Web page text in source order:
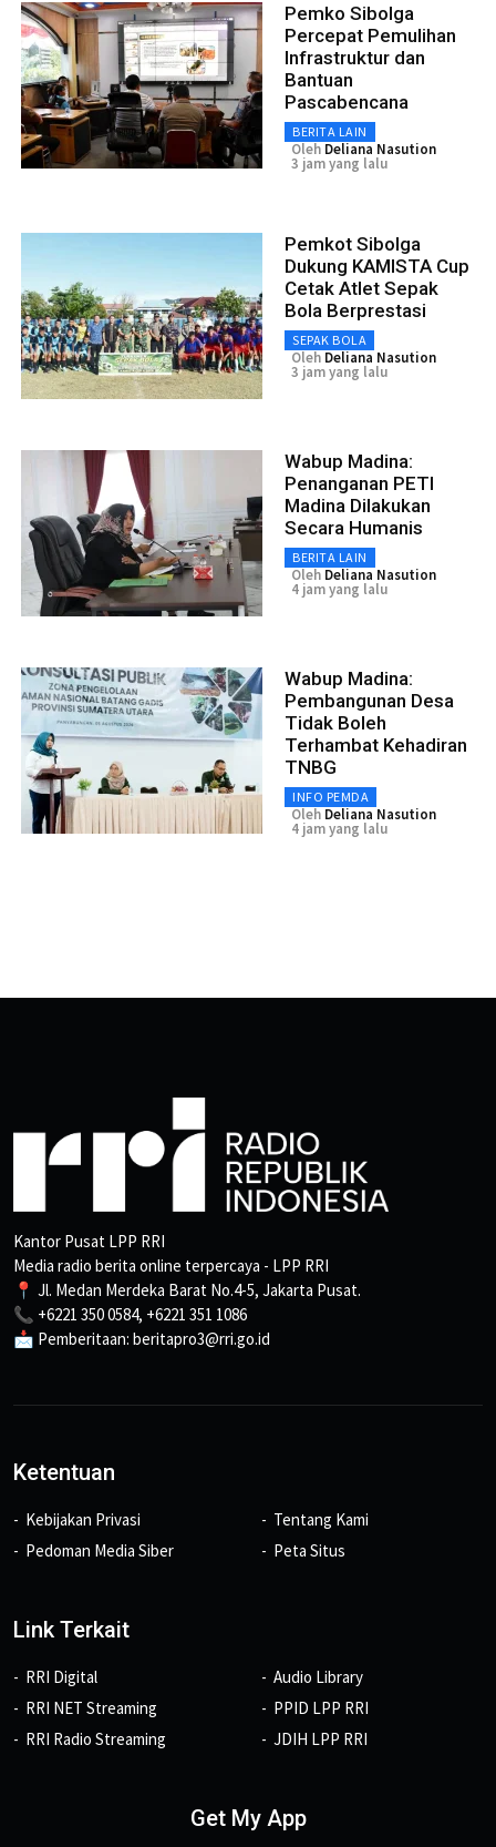
Pemko Sibolga
Percepat Pemulihan
Infrastruktur dan
Bantuan
Pascabencana
BERITA LAIN
Oleh Deliana Nasution
3 jam yang lalu
Pemkot Sibolga
Dukung KAMISTA Cup
Cetak Atlet Sepak
Bola Berprestasi
SEPAK BOLA
Oleh Deliana Nasution
3 jam yang lalu
Wabup Madina:
Penanganan PETI
Madina Dilakukan
Secara Humanis
BERITA LAIN
Oleh Deliana Nasution
4 jam yang lalu
Wabup Madina:
Pembangunan Desa
Tidak Boleh
Terhambat Kehadiran
TNBG
INFO PEMDA
Oleh Deliana Nasution
4 jam yang lalu
Kantor Pusat LPP RRI
Media radio berita online terpercaya - LPP RRI
📍 Jl. Medan Merdeka Barat No.4-5, Jakarta Pusat.
📞 +6221 350 0584, +6221 351 1086
📩 Pemberitaan: beritapro3@rri.go.id
Ketentuan
Kebijakan Privasi
Pedoman Media Siber
Tentang Kami
Peta Situs
Link Terkait
RRI Digital
RRI NET Streaming
RRI Radio Streaming
Audio Library
PPID LPP RRI
JDIH LPP RRI
Get My App